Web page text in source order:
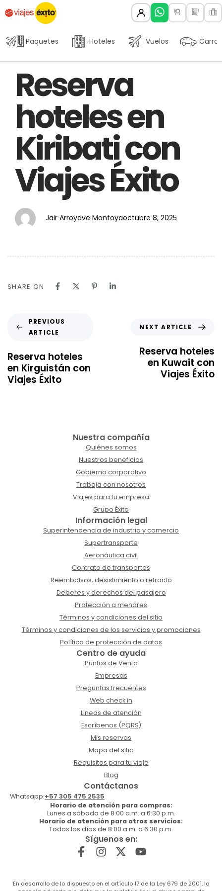
Paquetes Hoteles Vuelos Carros
IN:
Reserva
hoteles en
Kiribati con
Viajes Éxito
Jair Arroyave Montoya
on:
octubre 8, 2025
SHARE ON
PREVIOUS
ARTICLE
Reserva hoteles
en Kirguistán con
Viajes Éxito
NEXT ARTICLE
Reserva hoteles
en Kuwait con
Viajes Éxito
Nuestra compañía
Quiénes somos
Nuestros beneficios
Gobierno corporativo
Trabaja con nosotros
Viajes para tu empresa
Grupo Éxito
Información legal
Superintendencia de industria y comercio
Supertransporte
Aeronáutica civil
Contrato de transportes
Reembolsos, desistimiento o retracto
Deberes y derechos del pasajero
Protección a menores
Términos y condiciones del sitio
Términos y condiciones de los servicios y promociones
Política de protección de datos
Centro de ayuda
Puntos de Venta
Empresas
Preguntas frecuentes
Web check in
Lineas de atención
Escríbenos (PQRS)
Mis reservas
Mapa del sitio
Requisitos para tu viaje
Blog
Contáctanos
Whatsapp:+57 305 475 2535
Horario de atención para compras:
Lunes a sábado de 8:00 a.m. a 6:30 p.m.
Horario de atención para otros servicios:
Todos los días de 8:00 a.m. a 6:30 p.m.
Síguenos en:
En desarrollo de lo dispuesto en el artículo 17 de la Ley 679 de 2001, la